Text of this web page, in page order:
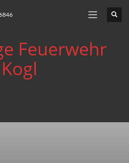
Feuerwehr
Kogl